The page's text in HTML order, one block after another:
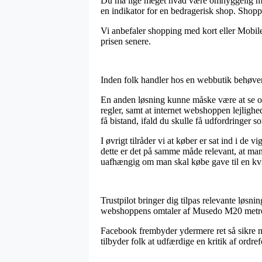
en indikator for en bedragerisk shop.
Vi anbefaler shopping med kort eller
prisen senere.
Inden folk handler hos en webbutik
En anden løsning kunne måske være at se
regler, samt at internet webshoppen
få bistand, ifald du skulle få udfordringer
I øvrigt tilråder vi at køber er sat ind i de
dette er det på samme måde relevant, at
uafhængig om man skal købe gave til en
Trustpilot bringer dig tilpas relevante
webshoppens omtaler af Musedo M20
Facebook frembyder ydermere ret så
tilbyder folk at udfærdige en kritik af